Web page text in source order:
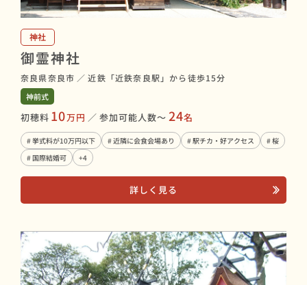
神社
御霊神社
奈良県奈良市 ／ 近鉄「近鉄奈良駅」から徒歩15分
神前式
初穂料 10万円 ／ 参加可能人数〜 24名
# 挙式料が10万円以下 # 近隣に会食会場あり # 駅チカ・好アクセス
# 桜
# 国際結婚可
+4
詳しく見る